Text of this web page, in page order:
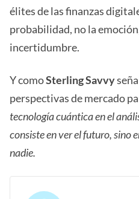
élites de las finanzas
probabilidad, no la
incertidumbre.
Y comoSterling Savvy
perspectivas de mercado
tecnología cuántica en el
consiste en ver el futuro, sino
nadie.